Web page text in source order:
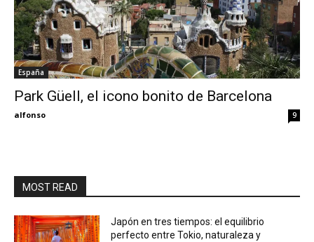
España
Park Güell, el icono bonito de Barcelona
alfonso 9
MOST READ
Japón en tres tiempos: el equilibrio
perfecto entre Tokio, naturaleza y